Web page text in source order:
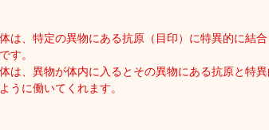
は、特定の異物にある抗原（目印）に特異的に結
す。
は、異物が体内に入るとその異物にある抗原と特
うに働いてくれます。